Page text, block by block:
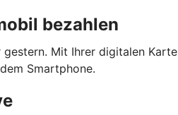
bezahlen
Mit Ihrer digitalen Karte
Smartphone.